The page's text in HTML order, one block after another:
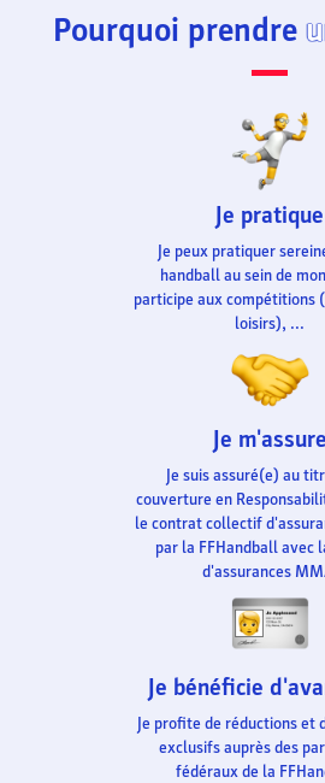
Pourquoi prendre
Je pratique
Je peux pratiquer
handball au sein de
participe aux compétitions
loisirs), ...
Je m'assure
Je suis assuré(e) au
couverture en
le contrat collectif
par la FFHandball avec
d'assurances
Je bénéficie
Je profite de réductions et
exclusifs auprès des
fédéraux de la